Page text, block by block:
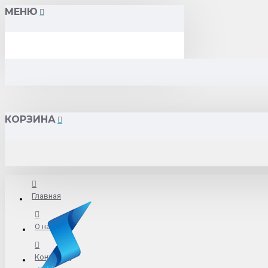
МЕНЮ
КОРЗИНА
Главная
О нас
Контакты